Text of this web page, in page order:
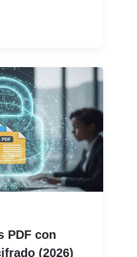
PDF con
(2026)